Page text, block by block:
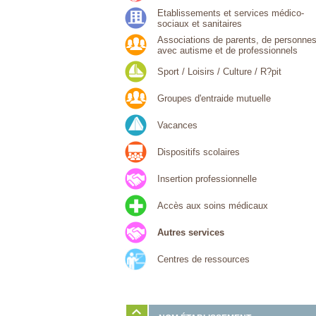
Etablissements et services médico-
sociaux et sanitaires
Associations de parents, de personnes
avec autisme et de professionnels
Sport / Loisirs / Culture / R?pit
Groupes d'entraide mutuelle
Vacances
Dispositifs scolaires
Insertion professionnelle
Accès aux soins médicaux
Autres services
Centres de ressources